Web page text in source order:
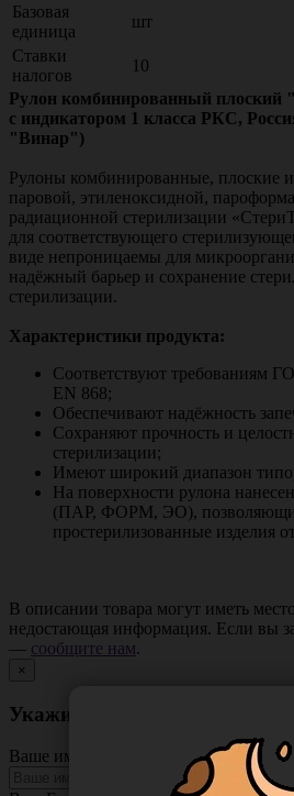
Базовая
единица
шт
Ставки
налогов
10
Рулон комбинированный
с индикатором 1 класса РКС,
"Винар")
Рулоны комбинированные, плоские и
паровой, этиленоксидной,
радиационной стерилизации
для соответствующего
виде непроницаемы для
надёжный барьер и сохранение
стерилизации.
Характеристики продукта:
Соответствуют требованиям
EN 868;
Обеспечивают надёжность
Сохраняют прочность и
стерилизации;
Имеют широкий диапазон
На поверхности рулона
(ПАР, ФОРМ, ЭО),
простерилизованные изделия
В описании товара могут иметь
недостающая информация. Если вы
— сообщите нам.
×
Укажите неточность в
Ваше имя